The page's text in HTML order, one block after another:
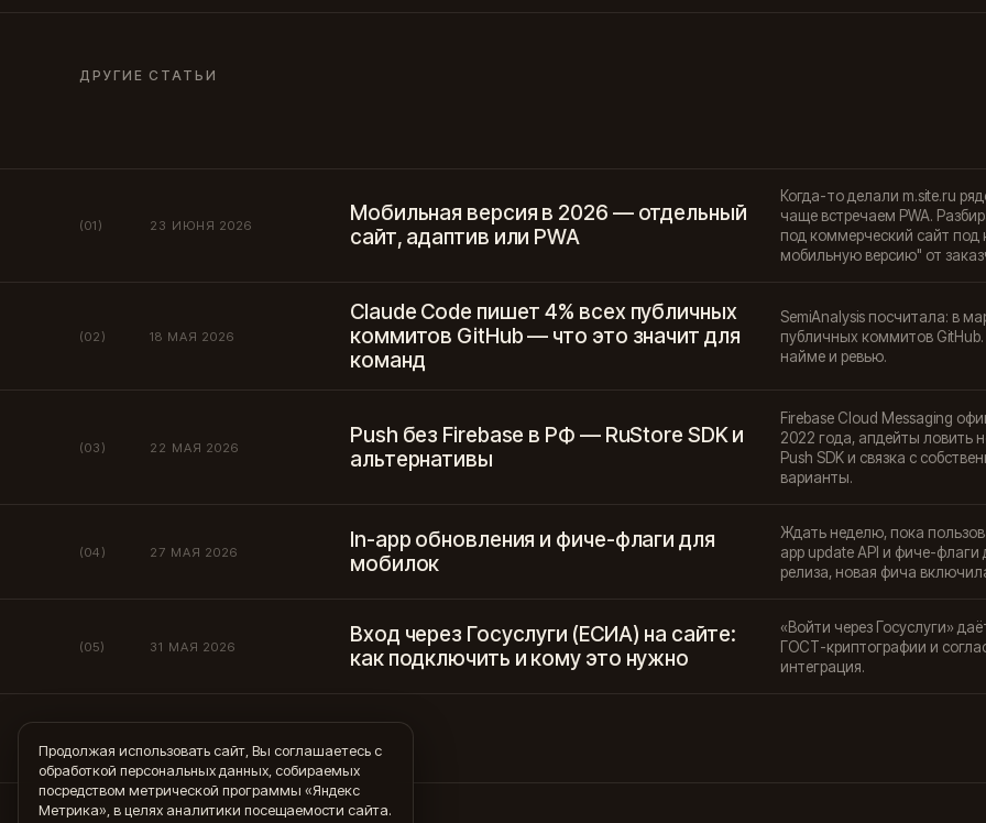
ДРУГИЕ СТАТЬИ
(01) 23 ИЮНЯ 2026
Мобильная версия в 2026 — отдельный
сайт, адаптив или PWA
Когда-то делали m.site.ru
чаще встречаем PWA.
под коммерческий сайт
мобильную версию" от
(02) 18 МАЯ 2026
Claude Code пишет 4% всех публичных
коммитов GitHub — что это значит для
команд
SemiAnalysis посчитала: в
публичных коммитов
найме и ревью.
(03) 22 МАЯ 2026
Push без Firebase в РФ — RuStore SDK и
альтернативы
Firebase Cloud Messaging
2022 года, апдейты ловить
Push SDK и связка с
варианты.
(04) 27 МАЯ 2026
In-app обновления и фиче-флаги для
мобилок
Ждать неделю, пока
app update API и фиче-флаги
релиза, новая фича
(05) 31 МАЯ 2026
Вход через Госуслуги (ЕСИА) на сайте:
как подключить и кому это нужно
«Войти через Госуслуги»
ГОСТ-криптографии и
интеграция.
Продолжая использовать сайт, Вы соглашаетесь с
обработкой персональных данных, собираемых
посредством метрической программы «Яндекс
Метрика», в целях аналитики посещаемости сайта.